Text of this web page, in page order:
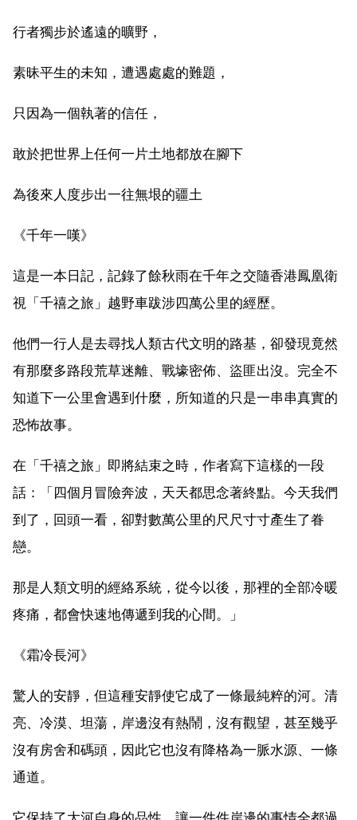
行者獨步於遙遠的曠野，
素昧平生的未知，遭遇處處的難題，
只因為一個執著的信任，
敢於把世界上任何一片土地都放在腳下
為後來人度步出一往無垠的疆土
《千年一嘆》
這是一本日記，記錄了餘秋雨在千年之交隨香港鳳凰衛
視「千禧之旅」越野車跋涉四萬公里的經歷。
他們一行人是去尋找人類古代文明的路基，卻發現竟然
有那麼多路段荒草迷離、戰壕密佈、盜匪出沒。完全不
知道下一公里會遇到什麼，所知道的只是一串串真實的
恐怖故事。
在「千禧之旅」即將結束之時，作者寫下這樣的一段
話：「四個月冒險奔波，天天都思念著終點。今天我們
到了，回頭一看，卻對數萬公里的尺尺寸寸產生了眷
戀。
那是人類文明的經絡系統，從今以後，那裡的全部冷暖
疼痛，都會快速地傳遞到我的心間。」
《霜冷長河》
驚人的安靜，但這種安靜使它成了一條最純粹的河。清
亮、冷漠、坦蕩，岸邊沒有熱鬧，沒有觀望，甚至幾乎
沒有房舍和碼頭，因此它也沒有降格為一脈水源、一條
通道。